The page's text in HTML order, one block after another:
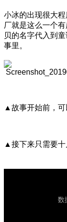
小冰的出现很大
厂就是这么一个
贝的名字代入到
事里。
▲故事开始前，
▲接下来只需要